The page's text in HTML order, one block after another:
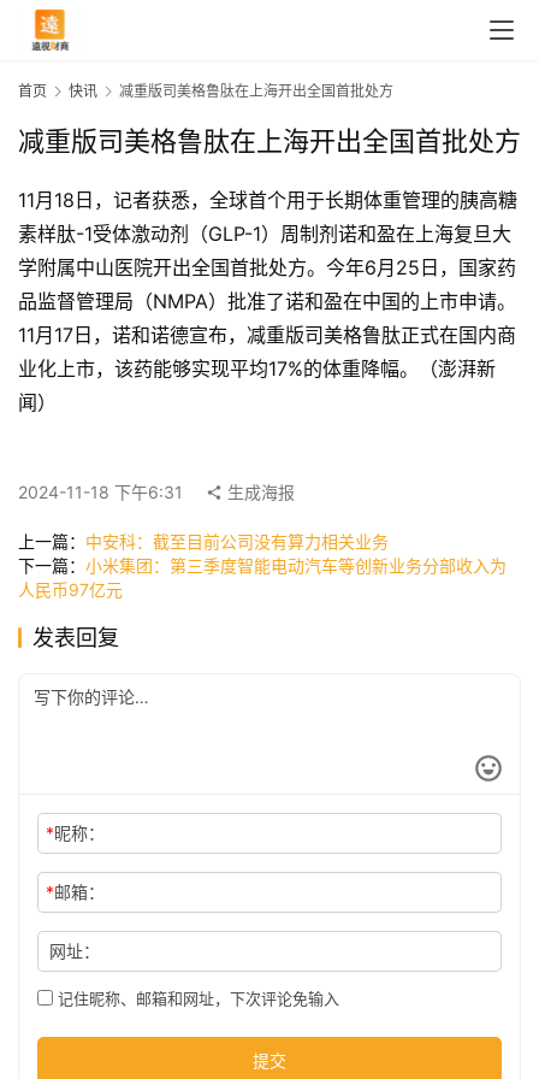
首
讯
公
技
首页 快讯 减重版司美格鲁肽在上海开出全国首批处方
减重版司美格鲁肽在上海开出全国首批处方
11月18日，记者获悉，全球首个用于长期体重管理的胰高糖
素样肽-1受体激动剂（GLP-1）周制剂诺和盈在上海复旦大
学附属中山医院开出全国首批处方。今年6月25日，国家药
品监督管理局（NMPA）批准了诺和盈在中国的上市申请。
11月17日，诺和诺德宣布，减重版司美格鲁肽正式在国内商
业化上市，该药能够实现平均17%的体重降幅。（澎湃新
闻）
2024-11-18 下午6:31 生成海报
上一篇： 中安科：截至目前公司没有算力相关业务
下一篇： 小米集团：第三季度智能电动汽车等创新业务分部收入为
人民币97亿元
发表回复
*昵称：
*邮箱：
网址：
记住昵称、邮箱和网址，下次评论免输入
提交